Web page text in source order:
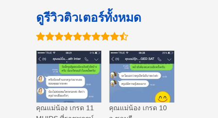
ดูรีวิวติวเตอร์ทั้งหมด
คุณแม่น้อง เกรด 11
คุณแม่น้อง เกรด 10